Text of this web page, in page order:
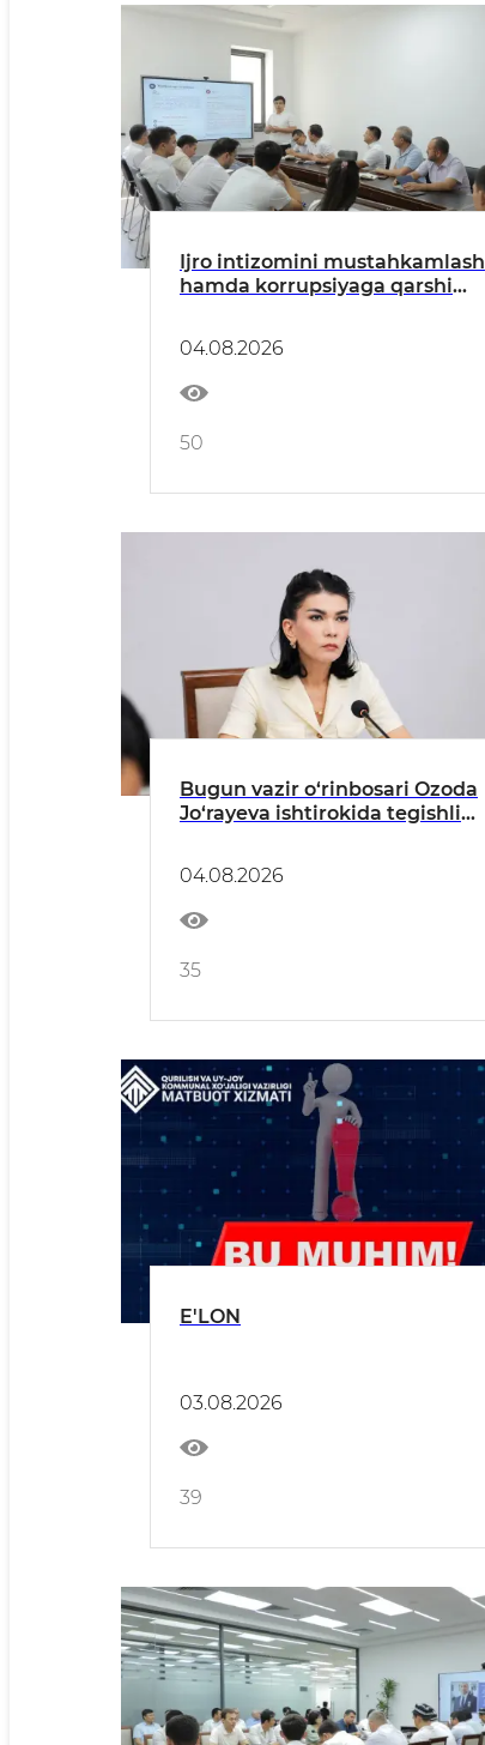
Ijro intizomini mustahkamlash
hamda korrupsiyaga qarshi
oʻtdi
04.08.2026
50
Bugun vazir o‘rinbosari Ozoda
Jo‘rayeva ishtirokida tegishli
o‘tdi
04.08.2026
35
E'LON
03.08.2026
39